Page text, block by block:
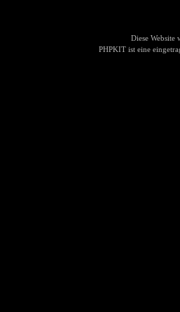
Diese Website
PHPKIT ist eine